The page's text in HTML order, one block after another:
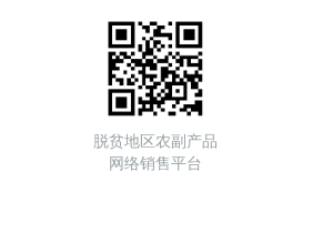
脱贫地区农副产品
网络销售平台